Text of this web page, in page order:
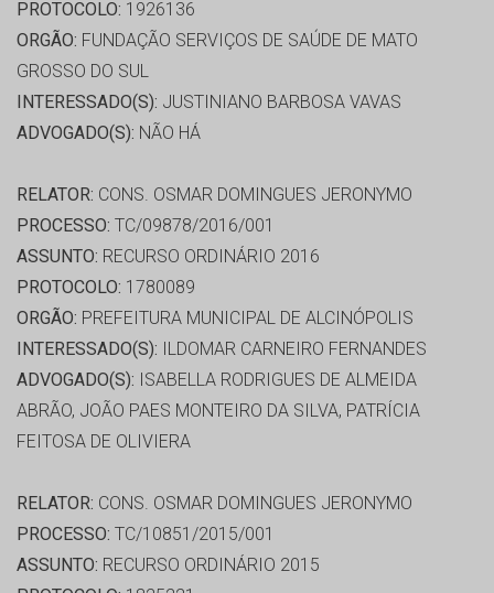
PROTOCOLO: 1926136
ORGÃO: FUNDAÇÃO SERVIÇOS DE SAÚDE DE MATO
GROSSO DO SUL
INTERESSADO(S): JUSTINIANO BARBOSA VAVAS
ADVOGADO(S): NÃO HÁ
RELATOR: CONS. OSMAR DOMINGUES JERONYMO
PROCESSO: TC/09878/2016/001
ASSUNTO: RECURSO ORDINÁRIO 2016
PROTOCOLO: 1780089
ORGÃO: PREFEITURA MUNICIPAL DE ALCINÓPOLIS
INTERESSADO(S): ILDOMAR CARNEIRO FERNANDES
ADVOGADO(S): ISABELLA RODRIGUES DE ALMEIDA
ABRÃO, JOÃO PAES MONTEIRO DA SILVA, PATRÍCIA
FEITOSA DE OLIVIERA
RELATOR: CONS. OSMAR DOMINGUES JERONYMO
PROCESSO: TC/10851/2015/001
ASSUNTO: RECURSO ORDINÁRIO 2015